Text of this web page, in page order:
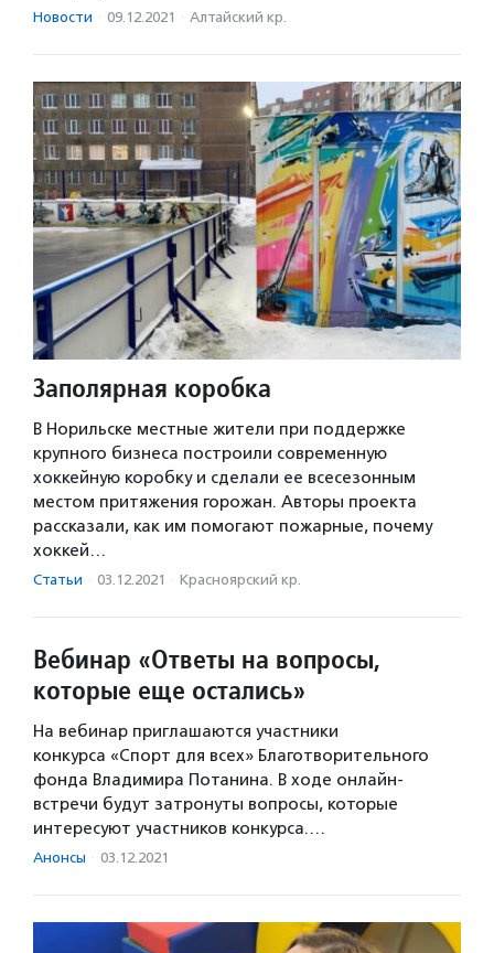
Новости · 09.12.2021 · Алтайский кр.
Заполярная коробка
В Норильске местные жители при поддержке
крупного бизнеса построили современную
хоккейную коробку и сделали ее всесезонным
местом притяжения горожан. Авторы проекта
рассказали, как им помогают пожарные, почему
хоккей…
Статьи · 03.12.2021 · Красноярский кр.
Вебинар «Ответы на вопросы,
которые еще остались»
На вебинар приглашаются участники
конкурса «Спорт для всех» Благотворительного
фонда Владимира Потанина. В ходе онлайн-
встречи будут затронуты вопросы, которые
интересуют участников конкурса.…
Анонсы · 03.12.2021